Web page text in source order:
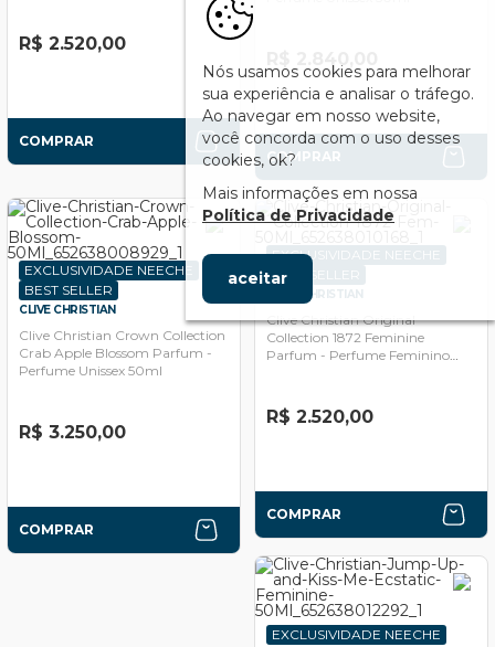
R$ 2.520,00
COMPRAR
COMPRAR
EXCLUSIVIDADE NEECHE
BEST SELLER
CLIVE CHRISTIAN
Clive Christian Crown Collection
Crab Apple Blossom Parfum -
Perfume Unissex 50ml
R$ 3.250,00
COMPRAR
EXCLUSIVIDADE NEECHE
BEST SELLER
CLIVE CHRISTIAN
Clive Christian Original
Collection 1872 Feminine
Parfum - Perfume Feminino
R$ 2.520,00
COMPRAR
EXCLUSIVIDADE NEECHE
Nós usamos cookies para melhorar
sua experiência e analisar o tráfego.
Ao navegar em nosso website,
você concorda com o uso desses
cookies, ok?
Mais informações em nossa
Política de Privacidade
aceitar